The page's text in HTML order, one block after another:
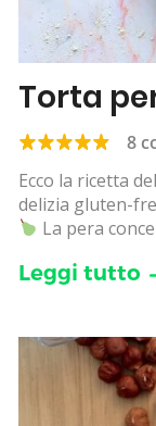
Torta
8
Ecco la ricetta
delizia gluten-
La pera
Leggi tutto